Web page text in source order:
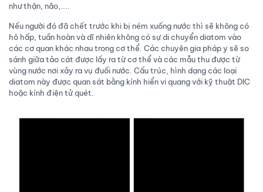
như thận, não,....
Nếu người đó đã chết trước khi bị ném xuống nước thì sẽ không có
hô hấp, tuần hoàn và dĩ nhiên không có sự di chuyển diatom vào
các cơ quan khác nhau trong cơ thể. Các chuyên gia pháp y sẽ so
sánh giữa tảo cát được lấy ra từ cơ thể và các mẫu thu được từ
vùng nước nơi xảy ra vụ đuối nước. Cấu trúc, hình dạng các loại
diatom này được quan sát bằng kính hiển vi quang với kỹ thuật DIC
hoặc kính điện tử quét.